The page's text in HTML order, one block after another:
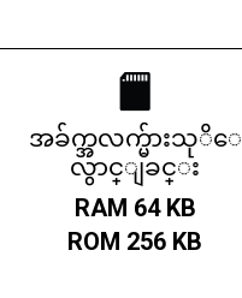
အခ်က္အလက္မ်ားသုိေ
လွာင္ျခင္း
RAM 64 KB
ROM 256 KB